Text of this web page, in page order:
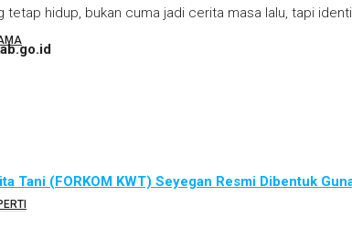
tetap hidup, bukan cuma jadi cerita masa lalu, tapi
Tani (FORKOM KWT) Seyegan Resmi Dibentuk